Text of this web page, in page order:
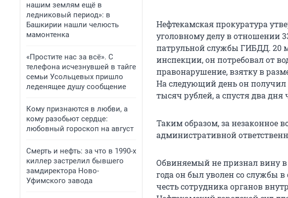
нашим землям ещё в
ледниковый период»: в
Башкирии нашли челюсть
мамонтенка
«Простите нас за всё». С
телефона исчезнувшей в тайге
семьи Усольцевых пришло
леденящее душу сообщение
Кому признаются в любви, а
кому разобьют сердце:
любовный гороскоп на август
Смерть и нефть: за что в 1990-х
киллер застрелил бывшего
замдиректора Ново-
Уфимского завода
Нефтекамская прокуратура
уголовному делу в отношении
патрульной службы ГИБДД. 20
инспекции, он потребовал от
правонарушение, взятку в
На следующий день он получил
тысяч рублей, а спустя два
Таким образом, за незаконное
административной
Обвиняемый не признал вину в
года он был уволен со службы
честь сотрудника органов